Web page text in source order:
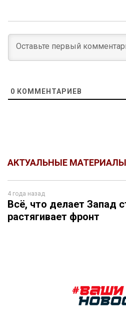
0 КОММЕНТАРИЕВ
АКТУАЛЬНЫЕ МАТЕРИАЛЫ
4 года назад
Всё, что делает Запад
растягивает фронт